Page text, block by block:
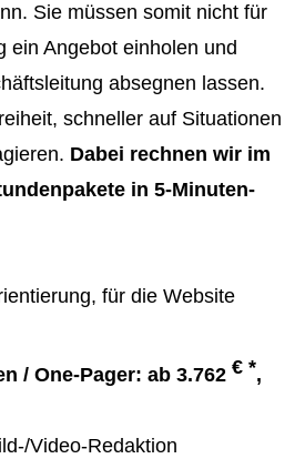
Sie müssen somit nicht für
ein Angebot einholen und
absegnen lassen.
schneller auf Situationen
Dabei rechnen wir im
in 5-Minuten-
für die Website
/ One-Pager: ab 3.762 € *,
Video-Redaktion